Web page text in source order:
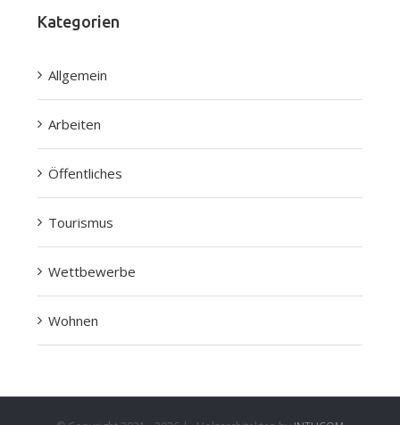
Kategorien
Allgemein
Arbeiten
Öffentliches
Tourismus
Wettbewerbe
Wohnen